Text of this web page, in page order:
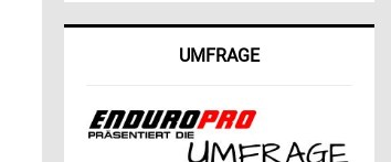
UMFRAGE